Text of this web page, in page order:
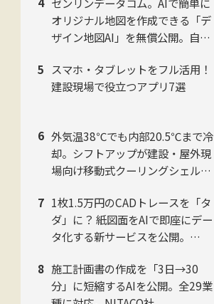
売開始
オリジナル地図を作成できる「デ
ザイン地図AI」を無償公開。自然
スマホ・タブレットをフル活用！
建設現場で役立つアプリ7選
外気温38℃でも内部20.5℃まで冷
却。シフトアップが建設・屋外現
場向け移動式クーリングシェルタ
ルを提供開始
1枚1.5万円のCADトレースを「タ
ダ」に？ 紙図面をAIで即座にデー
タ化する新サービスを公開。
施工計画書の作成を「3日→30
分」に短縮するAIを公開。全29業